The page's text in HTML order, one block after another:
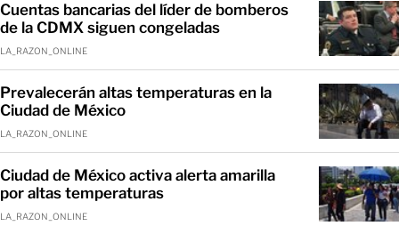
Cuentas bancarias del líder de bomberos
de la CDMX siguen congeladas
LA_RAZON_ONLINE
Prevalecerán altas temperaturas en la
Ciudad de México
LA_RAZON_ONLINE
Ciudad de México activa alerta amarilla
por altas temperaturas
LA_RAZON_ONLINE